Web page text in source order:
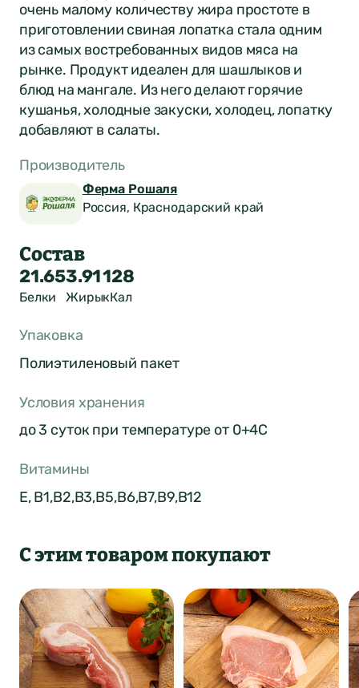
очень малому количеству жира простоте в
приготовлении свиная лопатка стала одним
из самых востребованных видов мяса на
рынке. Продукт идеален для шашлыков и
блюд на мангале. Из него делают горячие
кушанья, холодные закуски, холодец, лопатку
добавляют в салаты.
Производитель
Ферма Рошаля
Россия, Краснодарский край
Состав
21.65
Белки
3.91
Жиры
128
кКал
Упаковка
Полиэтиленовый пакет
Условия хранения
до 3 суток при температуре от 0+4С
Витамины
Е, В1,В2,В3,В5,В6,В7,В9,В12
С этим товаром покупают
Оставить отзыв